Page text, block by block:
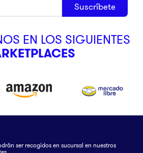
Suscríbete
EN LOS SIGUIENTES
ser recogidos en sucursal en nuestros